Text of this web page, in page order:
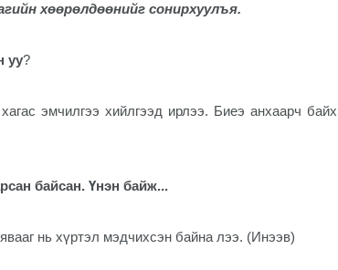
хөөрөлдөөнийг сонирхуулъя.
уу?
эмчилгээ хийлгээд ирлээ. Биеэ анхаарч байх
байсан. Үнэн байж...
нь хүртэл мэдчихсэн байна лээ. (Инээв)